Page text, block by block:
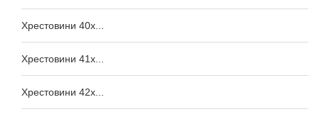
Хрестовини 40x...
Хрестовини 41x...
Хрестовини 42x...